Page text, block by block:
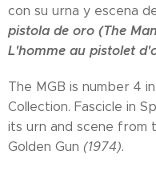
con su urna y escena
pistola de oro (The
L'homme au pistolet
The MGB is number 4
Collection. Fascicle in
its urn and scene from
Golden Gun (1974).